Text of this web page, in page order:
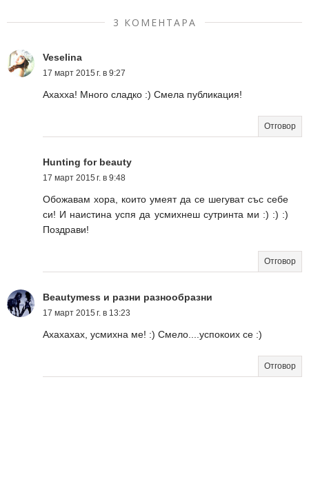
3 КОМЕНТАРА
Veselina
17 март 2015 г. в 9:27
Ахахха! Много сладко :) Смела публикация!
Отговор
Hunting for beauty
17 март 2015 г. в 9:48
Обожавам хора, които умеят да се шегуват със себе
си! И наистина успя да усмихнеш сутринта ми :) :) :)
Поздрави!
Отговор
Beautymess и разни разнообразни
17 март 2015 г. в 13:23
Ахахахах, усмихна ме! :) Смело....успокоих се :)
Отговор